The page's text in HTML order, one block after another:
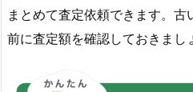
まとめて査定依頼できます。
前に査定額を確認しておきまし